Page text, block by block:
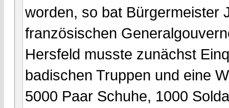
worden, so bat Bürgermeister
französischen
Hersfeld musste zunächst
badischen Truppen und eine
5000 Paar Schuhe, 1000